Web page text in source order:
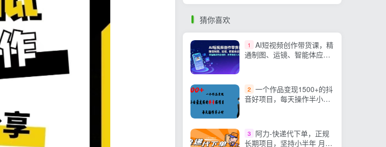
猜你喜欢
1
AI短视频创作带货课，精
通制图、运镜、智能体应
2 一个作品变现1500+的抖
音好项目，每天操作半小
3
阿力-快递代下单，正规
长期项目，坚持小半年 月入